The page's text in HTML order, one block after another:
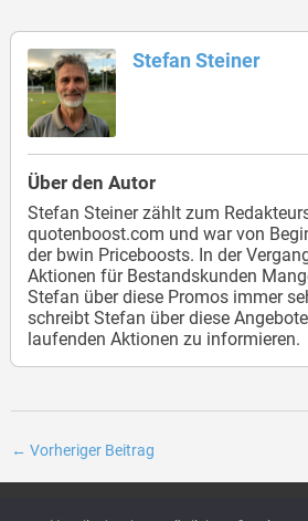
Stefan Steiner
Über den Autor
Stefan Steiner zählt zum
quotenboost.com und war von
der bwin Priceboosts. In der
Aktionen für Bestandskunden
Stefan über diese Promos immer
schreibt Stefan über diese
laufenden Aktionen zu informieren.
← Vorheriger Beitrag